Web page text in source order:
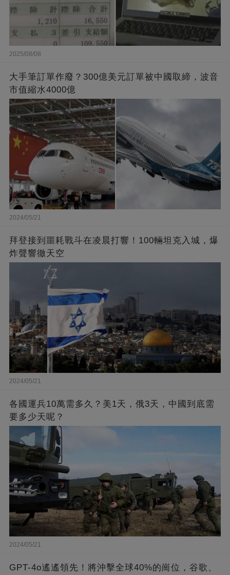
2025/08/08
大手筆訂單作廢？300億美元訂單被中國取締，波音
市值縮水4000億
2024/05/21
拜登接到噩耗戰斗在凌晨打響！100輛坦克入城，爆
炸聲響徹天空
2024/05/21
各國運兵10萬需多久？美1天，俄3天，中國到底需
要多少天呢？
2024/05/21
GPT-4o遙遙領先！將沖擊全球40%的崗位，谷歌、